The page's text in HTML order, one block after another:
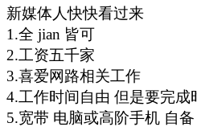
新媒体人快快看过来
1.全 jian 皆可
2.工资五千家
3.喜爱网路相关工作
4.工作时间自由 但是要完成
5.宽带 电脑或高阶手机 自备